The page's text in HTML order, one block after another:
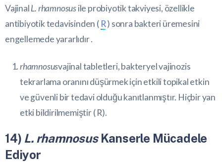
VajinalL. rhamnosusile probiyotik takviyesi, özellikle
antibiyotik tedavisinden ( R) sonra bakteri üremesini
engellemede yararlıdır .
rhamnosusvajinal tabletleri, bakteryel vajinozis
tekrarlama oranını düşürmek için etkili topikal etkin
ve güvenli bir tedavi olduğu kanıtlanmıştır. Hiçbir yan
etki bildirilmemiştir (R).
14) L. rhamnosusKanserle Mücadele
Ediyor